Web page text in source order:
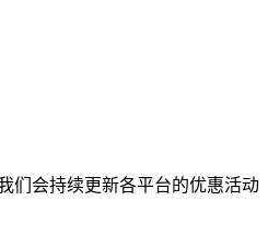
们会持续更新各平台的优惠活动